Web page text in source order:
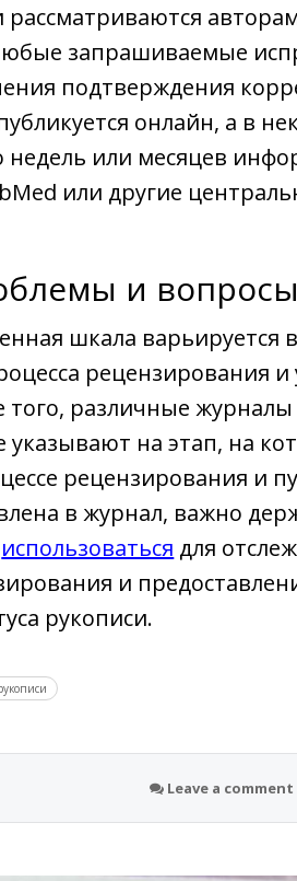
рассматриваются
запрашиваемые
подтверждения
онлайн, а в
недель или месяцев
или другие
и вопросы
шкала варьируется
рецензирования
того, различные
указывают на этап, на
рецензирования и
в журнал, важно
использоваться для
и
рукописи.
Leave a comment